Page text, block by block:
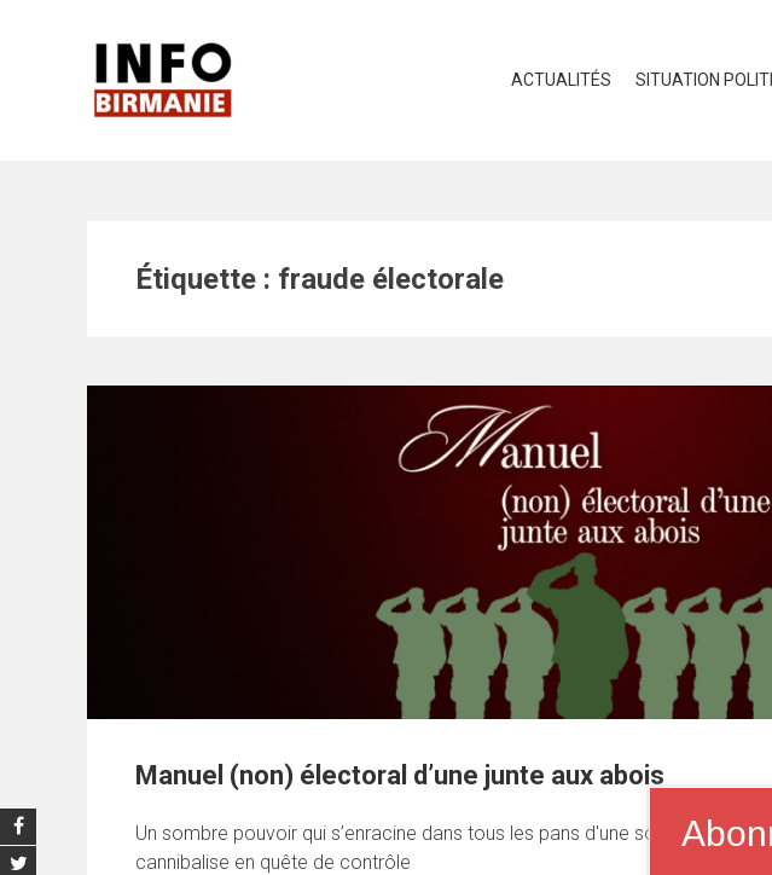
ACTUALITÉS SITUATION
Étiquette : fraude électorale
Manuel (non) électoral d’une junte aux abois
Un sombre pouvoir qui s’enracine dans tous les pans d'une société -
cannibalise en quête de contrôle